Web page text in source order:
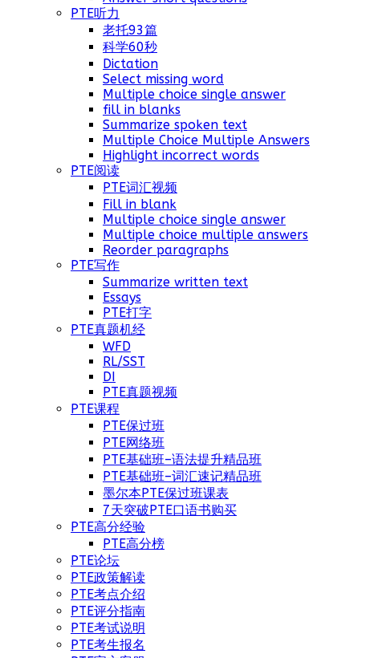
PTE听力
老托93篇
科学60秒
Dictation
Select missing word
Multiple choice single answer
fill in blanks
Summarize spoken text
Multiple Choice Multiple Answers
Highlight incorrect words
PTE阅读
PTE词汇视频
Fill in blank
Multiple choice single answer
Multiple choice multiple answers
Reorder paragraphs
PTE写作
Summarize written text
Essays
PTE打字
PTE真题机经
WFD
RL/SST
DI
PTE真题视频
PTE课程
PTE保过班
PTE网络班
PTE基础班–语法提升精品班
PTE基础班–词汇速记精品班
墨尔本PTE保过班课表
7天突破PTE口语书购买
PTE高分经验
PTE高分榜
PTE论坛
PTE政策解读
PTE考点介绍
PTE评分指南
PTE考试说明
PTE考生报名